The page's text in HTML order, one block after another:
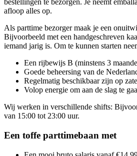
bestellingen te bezorgen. Je neemt
afloop alles op.
Als parttime bezorger maak je een
Bijvoorbeeld met een handgeschreven
iemand jarig is. Om te kunnen starten
Een rijbewijs B (minstens 3
Goede beheersing van de
Regelmatig beschikbaar zijn op
Volop energie om aan de slag te
Wij werken in verschillende shifts:
van 15:00 tot 23:00 uur.
Een toffe parttimebaan met